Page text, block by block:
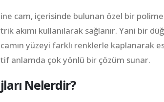
cam, içerisinde bulunan özel bir
akımı kullanılarak sağlanır. Yani bir
yüzeyi farklı renklerle kaplanarak
anlamda çok yönlü bir çözüm sunar.
Nelerdir?